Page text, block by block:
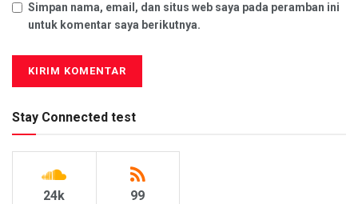
Simpan nama, email, dan situs web saya pada peramban ini
untuk komentar saya berikutnya.
Stay Connected test
24k 99